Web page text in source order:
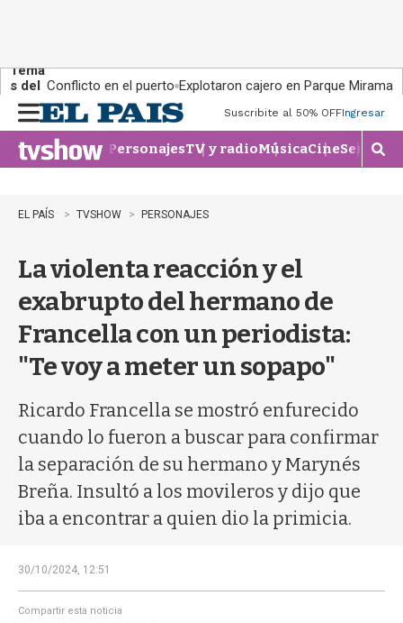
Tema
s del
día:
Conflicto en el puerto Explotaron cajero en Parque Miramar
n
u
Suscribite al 50% OFFIngresar
PersonajesTV y radioMúsicaCineSeries
M
o
EL PAÍS TVSHOW PERSONAJES
La violenta reacción y el
exabrupto del hermano de
Francella con un periodista:
"Te voy a meter un sopapo"
Ricardo Francella se mostró enfurecido
cuando lo fueron a buscar para confirmar
la separación de su hermano y Marynés
Breña. Insultó a los movileros y dijo que
iba a encontrar a quien dio la primicia.
30/10/2024, 12:51
Compartir esta noticia